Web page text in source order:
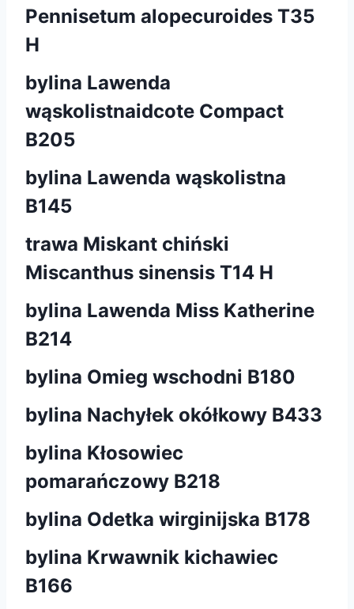
Pennisetum alopecuroides T35
H
bylina Lawenda
wąskolistnaidcote Compact
B205
bylina Lawenda wąskolistna
B145
trawa Miskant chiński
Miscanthus sinensis T14 H
bylina Lawenda Miss Katherine
B214
bylina Omieg wschodni B180
bylina Nachyłek okółkowy B433
bylina Kłosowiec
pomarańczowy B218
bylina Odetka wirginijska B178
bylina Krwawnik kichawiec
B166